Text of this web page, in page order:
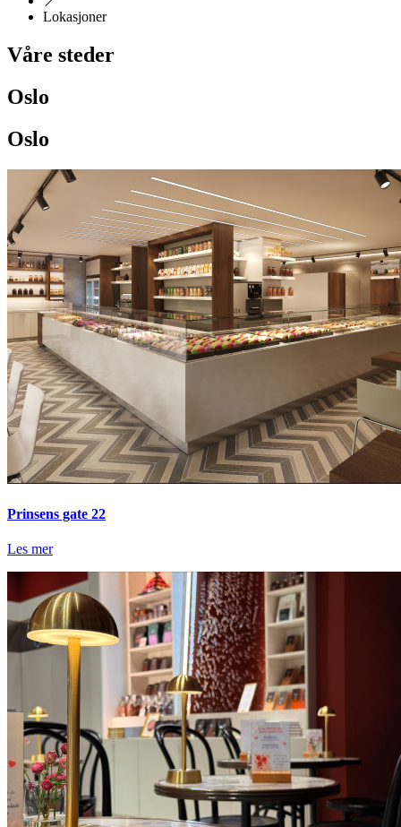
Lokasjoner
Våre steder
Oslo
Oslo
Prinsens gate 22
Les mer